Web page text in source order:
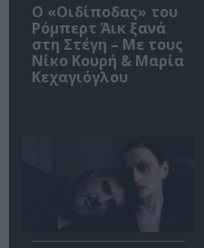
O «Οιδίποδας» του
Ρόμπερτ Άικ ξανά
στη Στέγη – Με τους
Νίκο Κουρή & Μαρία
Κεχαγιόγλου